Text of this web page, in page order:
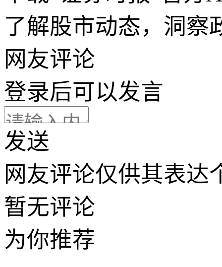
了解股市动态，洞察
网友评论
登录后可以发言
发送
网友评论仅供其表达
暂无评论
为你推荐